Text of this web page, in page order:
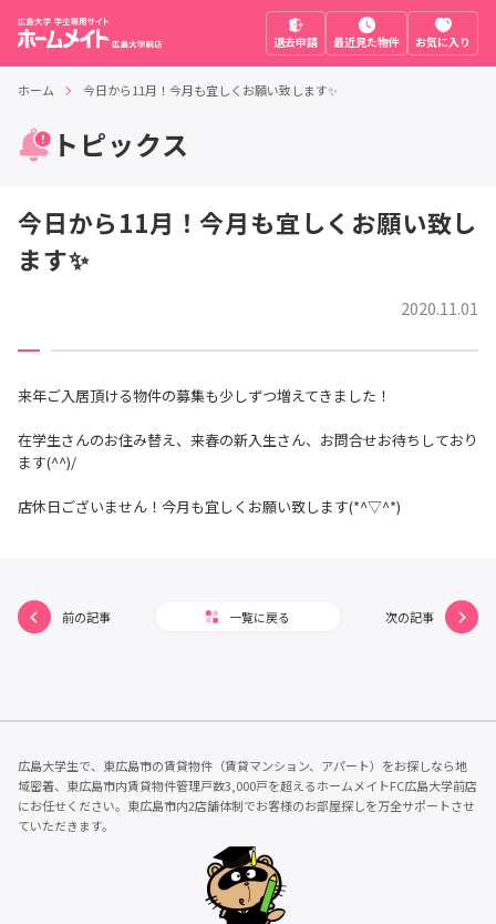
退去申請 最近見た物件 お気に入り
ホーム 今日から11月！今月も宜しくお願い致します✨
トピックス
今日から11月！今月も宜しくお願い致し
ます✨
2020.11.01
来年ご入居頂ける物件の募集も少しずつ増えてきました！
在学生さんのお住み替え、来春の新入生さん、お問合せお待ちしており
ます(^^)/
店休日ございません！今月も宜しくお願い致します(*^▽^*)
前の記事 一覧に戻る 次の記事
広島大学生で、東広島市の賃貸物件（賃貸マンション、アパート）をお探しなら地
域密着、東広島市内賃貸物件管理戸数3,000戸を超えるホームメイトFC広島大学前店
にお任せください。東広島市内2店舗体制でお客様のお部屋探しを万全サポートさせ
ていただきます。